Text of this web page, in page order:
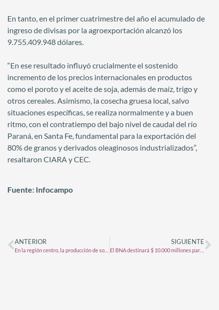
En tanto, en el primer cuatrimestre del año el acumulado de
ingreso de divisas por la agroexportación alcanzó los
9.755.409.948 dólares.
“En ese resultado influyó crucialmente el sostenido
incremento de los precios internacionales en productos
como el poroto y el aceite de soja, además de maíz, trigo y
otros cereales. Asimismo, la cosecha gruesa local, salvo
situaciones específicas, se realiza normalmente y a buen
ritmo, con el contratiempo del bajo nivel de caudal del río
Paraná, en Santa Fe, fundamental para la exportación del
80% de granos y derivados oleaginosos industrializados”,
resaltaron CIARA y CEC.
Fuente: Infocampo
ANTERIOR SIGUIENTE
El BNA destinará $ 10.000 millones para financiar a pequeños y medianos productores